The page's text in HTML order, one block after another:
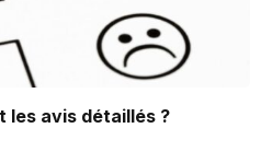
les avis détaillés ?